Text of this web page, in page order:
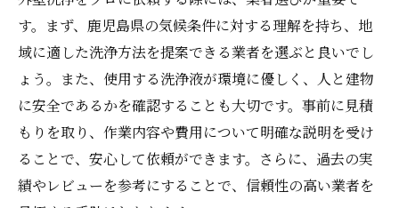
す。まず、鹿児島県の気候条件に対する理解を持ち、地
域に適した洗浄方法を提案できる業者を選ぶと良いでし
ょう。また、使用する洗浄液が環境に優しく、人と建物
に安全であるかを確認することも大切です。事前に見積
もりを取り、作業内容や費用について明確な説明を受け
ることで、安心して依頼ができます。さらに、過去の実
績やレビューを参考にすることで、信頼性の高い業者を